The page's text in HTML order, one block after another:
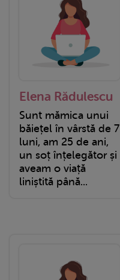
Elena Rădulescu
Sunt mămica unui
băiețel în vârstă de 7
luni, am 25 de ani,
un soț înțelegător și
aveam o viață
liniștită până...